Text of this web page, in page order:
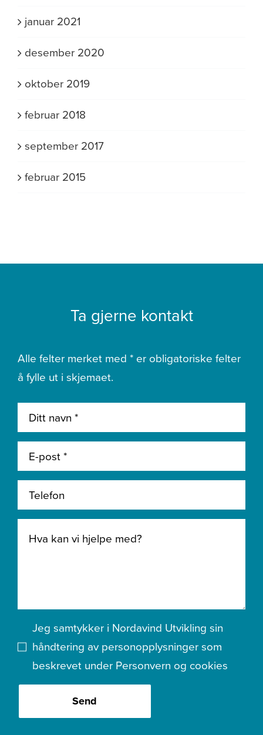
januar 2021
desember 2020
oktober 2019
februar 2018
september 2017
februar 2015
Ta gjerne kontakt
Alle felter merket med * er obligatoriske felter
å fylle ut i skjemaet.
Jeg samtykker i Nordavind Utvikling sin
håndtering av personopplysninger som
beskrevet under Personvern og cookies
Send